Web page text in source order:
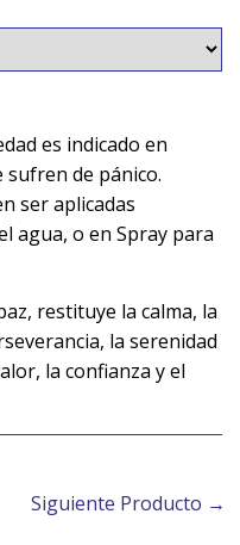
es indicado en
de pánico.
ser aplicadas
agua, o en Spray para
restituye la calma, la
la serenidad
la confianza y el
Siguiente Producto →